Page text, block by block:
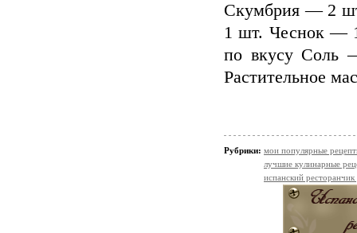
Скумбрия — 2
1 шт. Чеснок —
по вкусу Соль
Растительное
Рубрики: мои популярные
лучшие кулинарные
испанский